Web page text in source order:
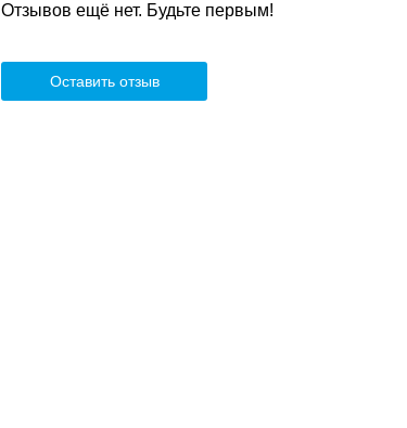
Отзывов ещё нет. Будьте первым!
Оставить отзыв